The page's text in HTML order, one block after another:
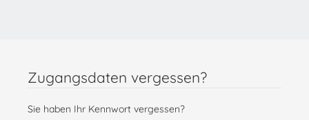
Zugangsdaten vergessen?
Sie haben Ihr Kennwort vergessen?